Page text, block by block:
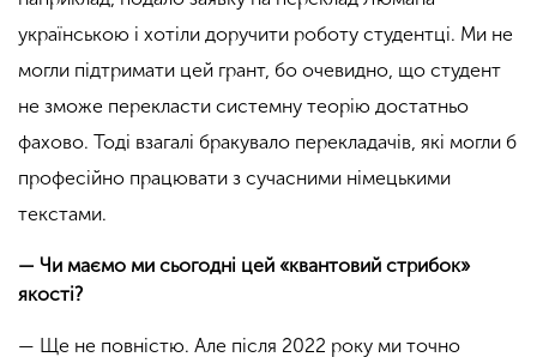
українською і хотіли доручити роботу студентці. Ми не
могли підтримати цей грант, бо очевидно, що студент
не зможе перекласти системну теорію достатньо
фахово. Тоді взагалі бракувало перекладачів, які могли б
професійно працювати з сучасними німецькими
текстами.
— Чи маємо ми сьогодні цей «квантовий стрибок»
якості?
— Ще не повністю. Але після 2022 року ми точно